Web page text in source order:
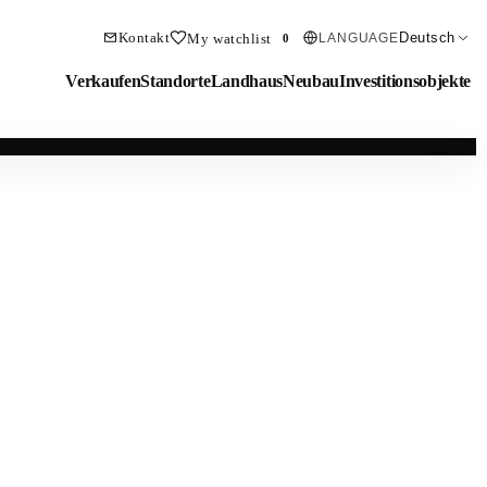
Kontakt My watchlist 0 LANGUAGE Deutsch
VerkaufenStandorteLandhausNeubauInvestitionsobjekte